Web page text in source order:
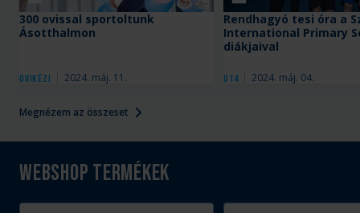
Megnézem az összeset
Ovikézi 2024. máj. 11.
300 ovissal sportoltunk
Ásotthalmon
U14 2024. máj. 04.
Rendhagyó tesi óra a
International Primary
diákjaival
Webshop termékek